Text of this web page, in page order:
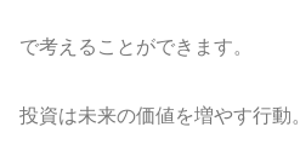
で考えることができます。
投資は未来の価値を増やす行動。